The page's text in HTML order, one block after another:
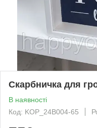
Скарбничка для
В наявності
Код: KOP_24B004-65